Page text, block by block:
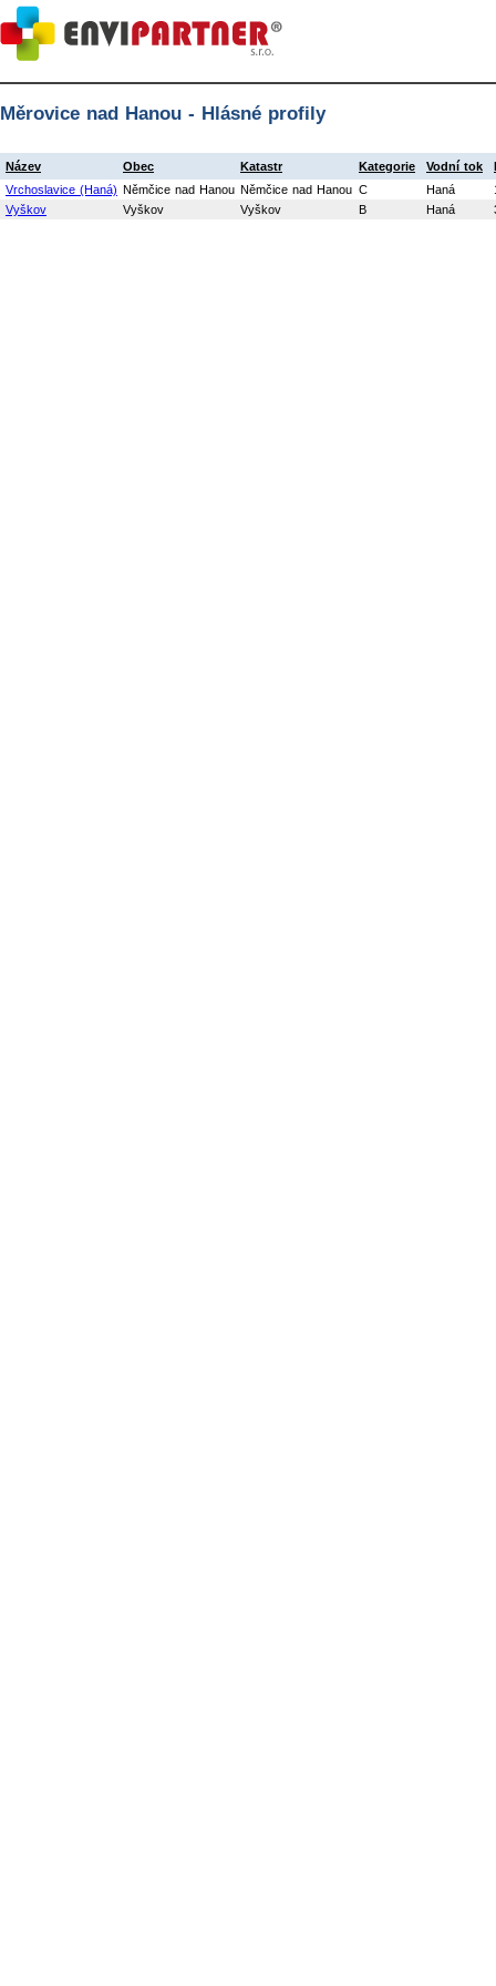
Měrovice nad Hanou - Hlásné profily
Název Obec Katastr Kategorie Vodní tok
Vrchoslavice (Haná) Němčice nad Hanou Němčice nad Hanou C Haná
Vyškov
Vyškov Vyškov B Haná